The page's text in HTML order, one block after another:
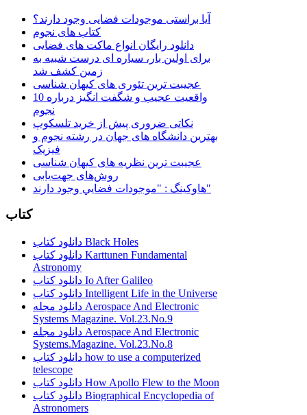
آیا براستی موجودات فضایی وجود دارند؟
کتاب های نجوم
دانلود رایگان انواع ماکت های فضایی
برای اولین بار، سیاره ای درست شبیه به
زمین کشف شد
عجیبت ترین تئوری های کیهان شناسی
10 واقعیت عجیب و شگفت انگیز درباره
نجوم
نکاتی ضروری پیش از خرید تلسکوپ
بهترین دانشگاه های جهان در رشته نجوم و
فیزیک
عجیبت ترین نظریه های کیهان شناسی
روش‌های جهت‌یابی
هاوكينگ : "موجودات فضايي وجود دارند"
کتاب
دانلود کتاب Black Holes
دانلود کتاب Karttunen Fundamental
Astronomy
دانلود کتاب Io After Galileo
دانلود کتاب Intelligent Life in the Universe
دانلود مجله Aerospace And Electronic
Systems Magazine. Vol.23.No.9
دانلود مجله Aerospace And Electronic
Systems.Magazine. Vol.23.No.8
دانلود کتاب how to use a computerized
telescope
دانلود کتاب How Apollo Flew to the Moon
دانلود کتاب Biographical Encyclopedia of
Astronomers